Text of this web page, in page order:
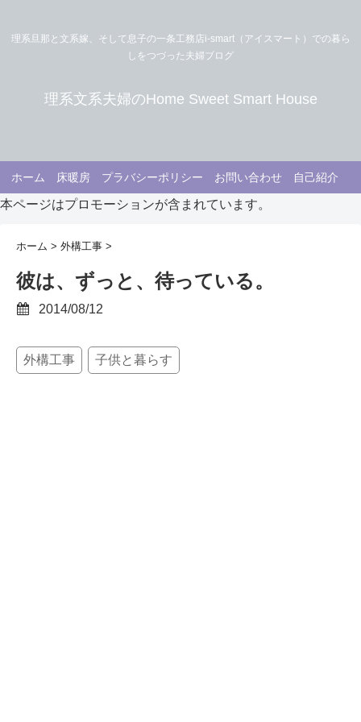
理系旦那と文系嫁、そして息子の一条工務店i-smart（アイスマート）での暮ら
しをつづった夫婦ブログ
理系文系夫婦のHome Sweet Smart House
ホーム 床暖房 プラバシーポリシー お問い合わせ 自己紹介
本ページはプロモーションが含まれています。
ホーム > 外構工事 >
彼は、ずっと、待っている。
2014/08/12
外構工事 子供と暮らす